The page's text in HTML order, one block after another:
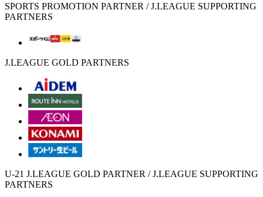
SPORTS PROMOTION PARTNER / J.LEAGUE SUPPORTING
PARTNERS
J.LEAGUE GOLD PARTNERS
U-21 J.LEAGUE GOLD PARTNER / J.LEAGUE SUPPORTING
PARTNERS